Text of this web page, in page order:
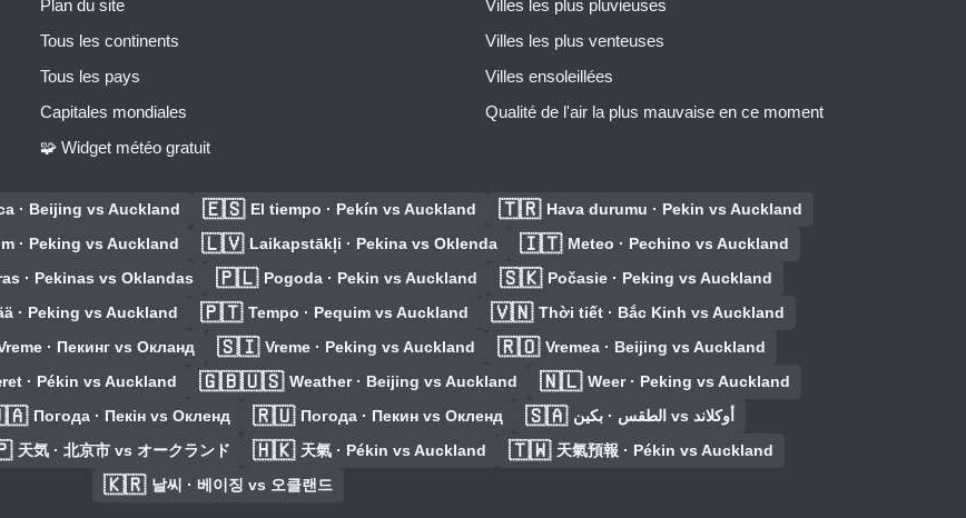
Plan du site
Tous les continents
Tous les pays
Capitales mondiales
🧩 Widget météo gratuit
Villes les plus pluvieuses
Villes les plus venteuses
Villes ensoleillées
Qualité de l'air la plus mauvaise en ce moment
· Beijing vs Auckland 🇪🇸 El tiempo · Pekín vs Auckland 🇹🇷 Hava durumu · Pekin vs Auckland
· Peking vs Auckland 🇱🇻 Laikapstākļi · Pekina vs Oklenda 🇮🇹 Meteo · Pechino vs Auckland
· Pekinas vs Oklandas 🇵🇱 Pogoda · Pekin vs Auckland 🇸🇰 Počasie · Peking vs Auckland
· Peking vs Auckland 🇵🇹 Tempo · Pequim vs Auckland 🇻🇳 Thời tiết · Bắc Kinh vs Auckland
· Пекинг vs Окланд 🇸🇮 Vreme · Peking vs Auckland 🇷🇴 Vremea · Beijing vs Auckland
· Pékin vs Auckland 🇬🇧🇺🇸 Weather · Beijing vs Auckland 🇳🇱 Weer · Peking vs Auckland
Погода · Пекін vs Окленд 🇷🇺 Погода · Пекин vs Окленд 🇸🇦 الطقس · بكين vs أوكلاند
天気 · 北京市 vs オークランド 🇭🇰 天氣 · Pékin vs Auckland 🇹🇼 天氣預報 · Pékin vs Auckland
🇰🇷 날씨 · 베이징 vs 오클랜드